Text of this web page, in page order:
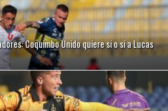
Coquimbo Unido quiere si o si a Lucas